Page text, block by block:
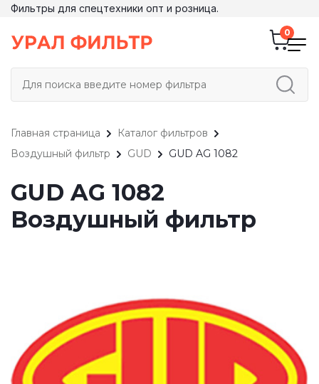
Фильтры для спецтехники опт и розница.
Главная страница
Каталог фильтров
Воздушный фильтр
GUD GUD AG 1082
GUD AG 1082
Воздушный фильтр